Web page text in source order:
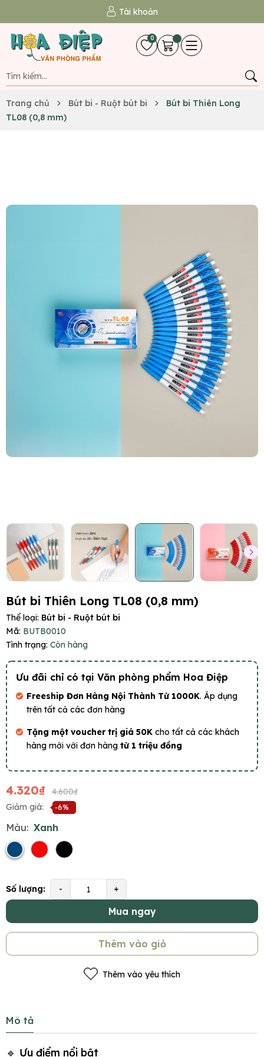
Tài khoản
0
Trang chủ Bút bi - Ruột bút bi
Bút bi Thiên Long
TL08 (0,8 mm)
Bút bi Thiên Long TL08 (0,8 mm)
Thể loại: Bút bi - Ruột bút bi
Mã: BUTB0010
Tình trạng: Còn hàng
Ưu đãi chỉ có tại Văn phòng phẩm Hoa Điệp
Freeship Đơn Hàng Nội Thành Từ 1000K. Áp dụng
trên tất cả các đơn hàng
Tặng một voucher trị giá 50K cho tất cả các khách
hàng mới với đơn hàng từ 1 triệu đồng
4.320₫
4.600₫
Giảm giá:
-6%
Màu: Xanh
Số lượng: - +
Mua ngay
Thêm vào giỏ
Thêm vào yêu thích
Mô tả
🔹 Ưu điểm nổi bật